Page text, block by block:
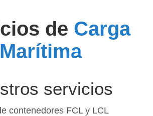
de Carga
Marítima
servicios
contenedores FCL y LCL